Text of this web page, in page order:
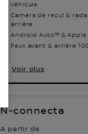
véhicule
Caméra de recul &
arrière
Android Auto™ & Apple
Feux avant & arrière
Voir plus
N-connecta
A partir de